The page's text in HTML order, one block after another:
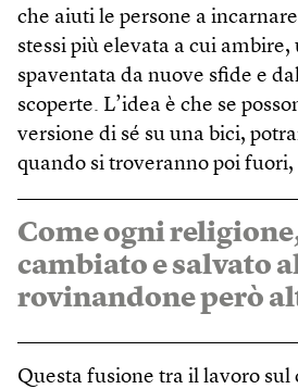
che aiuti le persone a
stessi più elevata a cui ambire,
spaventata da nuove sfide e
scoperte. L’idea è che se
versione di sé su una bici,
quando si troveranno poi
Come ogni
cambiato e salvato
rovinandone però
Questa fusione tra il lavoro sul